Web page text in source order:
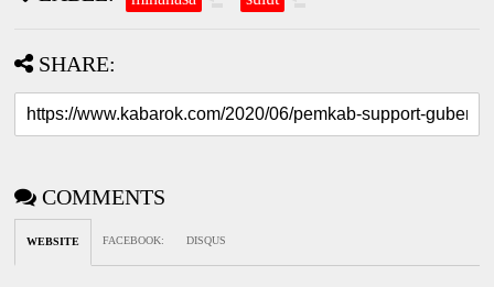
SHARE:
COMMENTS
WEBSITE FACEBOOK: DISQUS